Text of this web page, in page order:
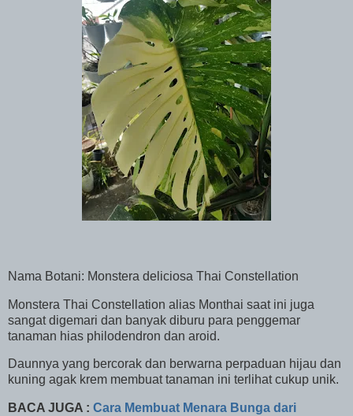
Nama Botani: Monstera deliciosa Thai Constellation
Monstera Thai Constellation alias Monthai saat ini juga
sangat digemari dan banyak diburu para penggemar
tanaman hias philodendron dan aroid.
Daunnya yang bercorak dan berwarna perpaduan hijau dan
kuning agak krem membuat tanaman ini terlihat cukup unik.
BACA JUGA : Cara Membuat Menara Bunga dari